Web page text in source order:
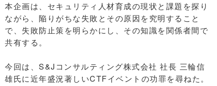
本企画は、セキュリティ人材育成の現状と課題を探り
ながら、陥りがちな失敗とその原因を究明すること
で、失敗防止策を明らかにし、その知識を関係者間で
共有する。
今回は、S&Jコンサルティング株式会社 社長 三輪信
雄氏に近年盛況著しいCTFイベントの功罪を尋ねた。